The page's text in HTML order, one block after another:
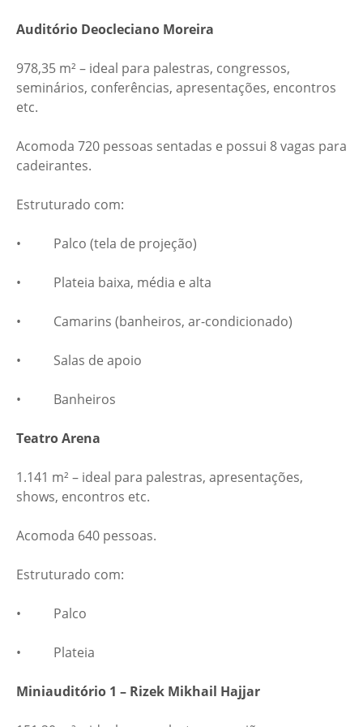
Auditório Deocleciano Moreira
978,35 m² – ideal para palestras, congressos,
seminários, conferências, apresentações, encontros
etc.
Acomoda 720 pessoas sentadas e possui 8 vagas para
cadeirantes.
Estruturado com:
• Palco (tela de projeção)
• Plateia baixa, média e alta
• Camarins (banheiros, ar-condicionado)
• Salas de apoio
• Banheiros
Teatro Arena
1.141 m² – ideal para palestras, apresentações,
shows, encontros etc.
Acomoda 640 pessoas.
Estruturado com:
• Palco
• Plateia
Miniauditório 1 – Rizek Mikhail Hajjar